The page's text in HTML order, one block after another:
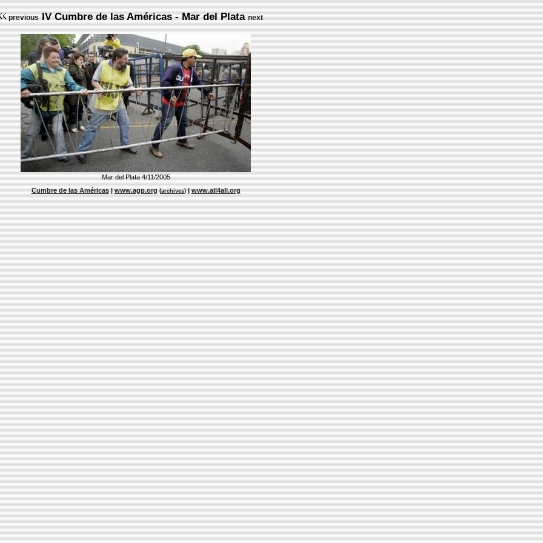
previousIV Cumbre de las Américas - Mar del Platanext
Mar del Plata 4/11/2005
Cumbre de las Américas|www.agp.org (archives)|www.all4all.org